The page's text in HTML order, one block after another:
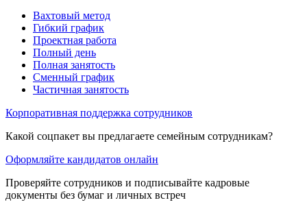
Вахтовый метод
Гибкий график
Проектная работа
Полный день
Полная занятость
Сменный график
Частичная занятость
Корпоративная поддержка сотрудников
Какой соцпакет вы предлагаете семейным сотрудникам?
Оформляйте кандидатов онлайн
Проверяйте сотрудников и подписывайте кадровые
документы без бумаг и личных встреч